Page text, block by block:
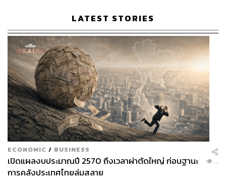
LATEST STORIES
ECONOMIC / BUSINESS
เปิดแผลงบประมาณปี 2570 ถึงเวลาผ่าตัดใหญ่ ก่อนฐานะ
การคลังประเทศไทยล่มสลาย
...